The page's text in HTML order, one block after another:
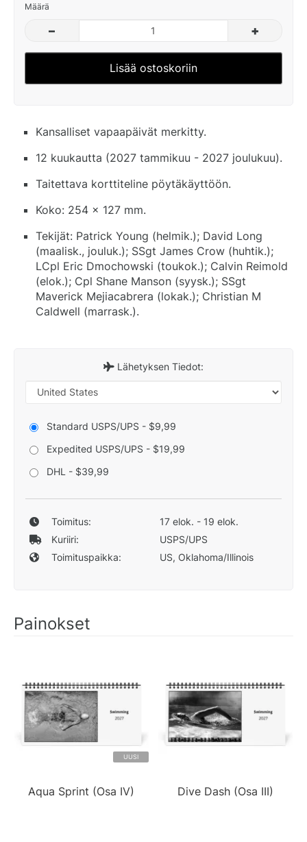
Määrä
– +
Lisää ostoskoriin
Kansalliset vapaapäivät merkitty.
12 kuukautta (2027 tammikuu - 2027 joulukuu).
Taitettava korttiteline pöytäkäyttöön.
Koko: 254 x 127 mm.
Tekijät: Patrick Young (helmik.); David Long
(maalisk., jouluk.); SSgt James Crow (huhtik.);
LCpl Eric Dmochowski (toukok.); Calvin Reimold
(elok.); Cpl Shane Manson (syysk.); SSgt
Maverick Mejiacabrera (lokak.); Christian M
Caldwell (marrask.).
Lähetyksen Tiedot:
Standard USPS/UPS - $9,99
Expedited USPS/UPS - $19,99
DHL - $39,99
Toimitus:
17 elok. - 19 elok.
Kuriiri:
USPS/UPS
Toimituspaikka:
US, Oklahoma/Illinois
Painokset
UUSI
Aqua Sprint (Osa IV) Dive Dash (Osa III)